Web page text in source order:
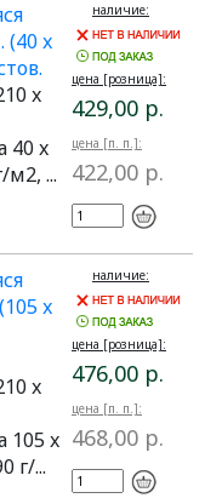
(40 x
x
40 x
м2, ...
наличие:
цена [розница]:
429,00 р.
цена [п. п.]:
422,00 р.
x
x
105 x
г/...
наличие:
цена [розница]:
476,00 р.
цена [п. п.]:
468,00 р.